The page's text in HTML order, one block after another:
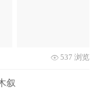
537 浏览
叙